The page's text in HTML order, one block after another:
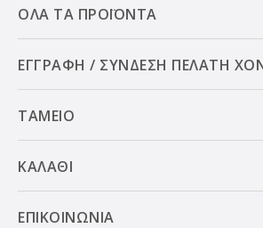
ΟΛΑ ΤΑ ΠΡΟΪΟΝΤΑ
ΕΓΓΡΑΦΗ / ΣΥΝΔΕΣΗ ΠΕΛΑΤΗ
ΤΑΜΕΙΟ
ΚΑΛΑΘΙ
ΕΠΙΚΟΙΝΩΝΙΑ